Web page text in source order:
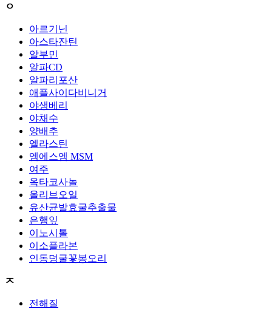
ㅇ
아르기닌
아스타잔틴
알부민
알파CD
알파리포산
애플사이다비니거
야생베리
야채수
양배추
엘라스틴
엠에스엠 MSM
여주
옥타코사놀
올리브오일
유산균발효굴추출물
은행잎
이노시톨
이소플라본
인동덩굴꽃봉오리
ㅈ
전해질